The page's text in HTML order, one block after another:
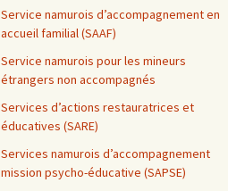
Service namurois d’accompagnement en
accueil familial (SAAF)
Service namurois pour les mineurs
étrangers non accompagnés
Services d’actions restauratrices et
éducatives (SARE)
Services namurois d’accompagnement
mission psycho-éducative (SAPSE)